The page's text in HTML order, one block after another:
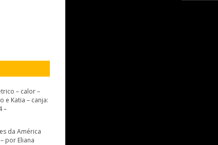
– calor –
e Katia – canja:
–
da América
por Eliana